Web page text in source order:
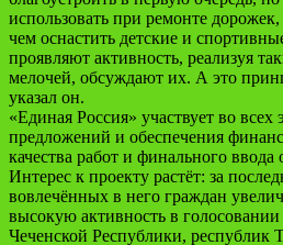
использовать при ремонте
чем оснастить детские и
проявляют активность, реализуя
мелочей, обсуждают их. А это
указал он.
«Единая Россия» участвует во всех
предложений и обеспечения
качества работ и финального
Интерес к проекту растёт: за
вовлечённых в него граждан
высокую активность в
Чеченской Республики, республик